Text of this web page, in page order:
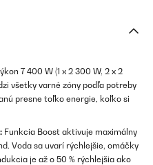
7 400 W (1 x 2 300 W, 2 x 2
všetky varné zóny podľa potreby
presne toľko energie, koľko si
Funkcia Boost aktivuje maximálny
Voda sa uvarí rýchlejšie, omáčky
je až o 50 % rýchlejšia ako